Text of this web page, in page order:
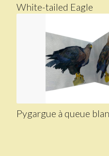
White-tailed Eagle
Pygargue à queue